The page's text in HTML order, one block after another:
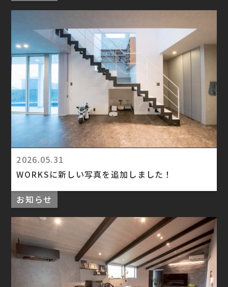
2026.05.31
WORKSに新しい写真を追加しました！
お知らせ